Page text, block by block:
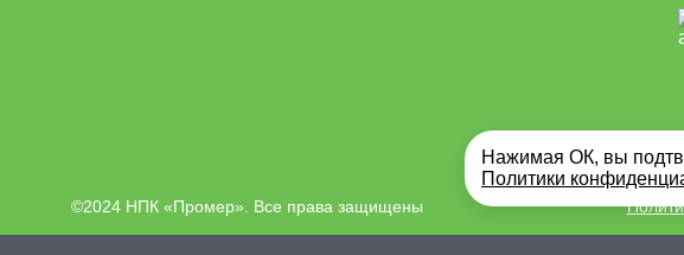
©2024 НПК «Промер». Все права защищены
Нажимая ОК, вы
Политики